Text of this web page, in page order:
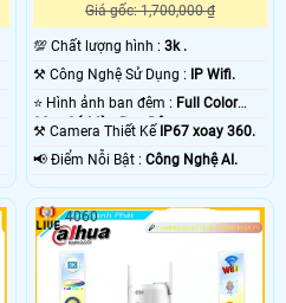
Giá gốc: 1,700,000 ₫
💯 Chất lượng hình :3k .
⚒ Công Nghệ Sử Dụng : IP Wifi.
⭐ Hình ảnh ban đêm : Full Color
30m Có Màu Ban Ðêm.
⚒ Camera Thiết Kế IP67 xoay 360.
️📢 Điểm Nỗi Bật :Công Nghệ AI.
4060